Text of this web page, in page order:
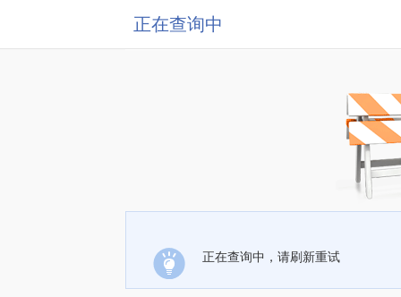
正在查询中
正在查询中，请刷新重试